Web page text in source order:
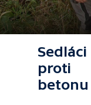
Sedláci
proti
betonu